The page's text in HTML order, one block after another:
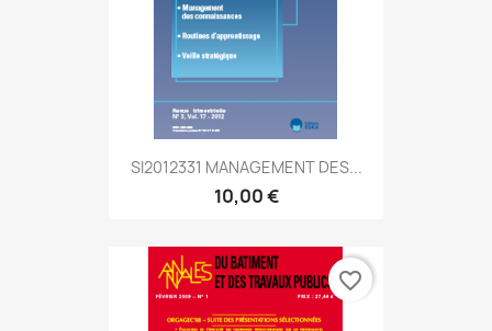
SI2012331 MANAGEMENT DES...
10,00 €
favorite_border